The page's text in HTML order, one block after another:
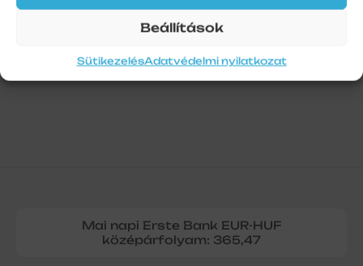
Beállítások
SütikezelésAdatvédelmi nyilatkozat
Mai napi Erste Bank EUR-HUF
középárfolyam: 365,47